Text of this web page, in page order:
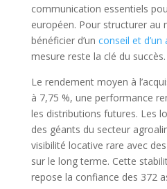
communication essentiels
européen. Pour structurer au
bénéficier d’un conseil et
mesure reste la clé du succès.
Le rendement moyen à
à 7,75 %, une performance
les distributions futures. Les
des géants du secteur
visibilité locative rare avec
sur le long terme. Cette
repose la confiance des 372